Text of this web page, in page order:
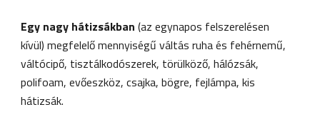
Egy nagy hátizsákban (az egynapos felszerelésen
kívül) megfelelő mennyiségű váltás ruha és fehérnemű,
váltócipő, tisztálkodószerek, törülköző, hálózsák,
polifoam, evőeszköz, csajka, bögre, fejlámpa, kis
hátizsák.